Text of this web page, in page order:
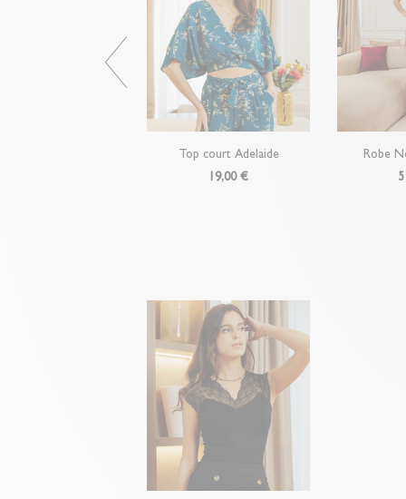
Top court Adelaide
19,00 €
Robe